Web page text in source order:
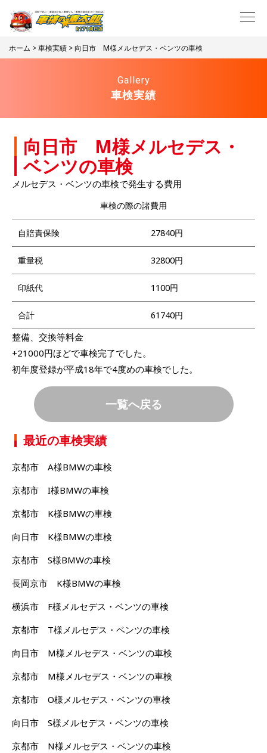
ホーム >車検実績 > 向日市 M様メルセデス・ベンツの車検
Gallery
車検実績
向日市 M様メルセデス・
ベンツの車検
メルセデス・ベンツの車検で発生する費用
車検の際の諸費用
自賠責保険 27840円
重量税 32800円
印紙代 1100円
合計 61740円
整備、交換等料金
+21000円ほどで車検完了でした。
初年度登録が平成18年で4度めの車検でした。
一覧へ戻る
最近の車検実績
京都市 A様BMWの車検
京都市 I様BMWの車検
京都市 K様BMWの車検
向日市 K様BMWの車検
京都市 S様BMWの車検
長岡京市 K様BMWの車検
横浜市 F様メルセデス・ベンツの車検
京都市 T様メルセデス・ベンツの車検
向日市 M様メルセデス・ベンツの車検
京都市 M様メルセデス・ベンツの車検
京都市 O様メルセデス・ベンツの車検
向日市 S様メルセデス・ベンツの車検
京都市 N様メルセデス・ベンツの車検